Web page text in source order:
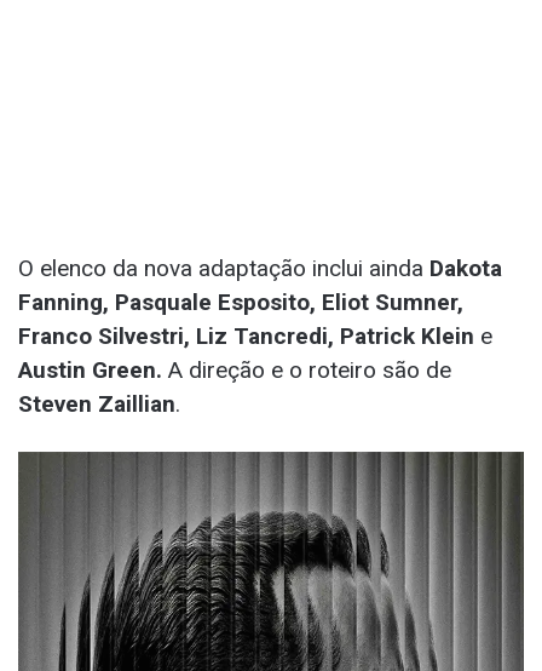
O elenco da nova adaptação inclui ainda Dakota
Fanning, Pasquale Esposito, Eliot Sumner,
Franco Silvestri, Liz Tancredi, Patrick Klein e
Austin Green. A direção e o roteiro são de
Steven Zaillian.